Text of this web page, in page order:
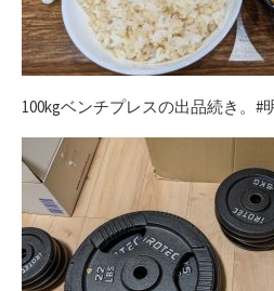
100kgベンチプレスの出品続き。#